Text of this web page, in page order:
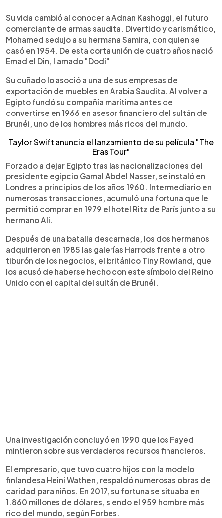
Su vida cambió al conocer a Adnan Kashoggi, el futuro
comerciante de armas saudita. Divertido y carismático,
Mohamed sedujo a su hermana Samira, con quien se
casó en 1954. De esta corta unión de cuatro años nació
Emad el Din, llamado "Dodi".
Su cuñado lo asoció a una de sus empresas de
exportación de muebles en Arabia Saudita. Al volver a
Egipto fundó su compañía marítima antes de
convertirse en 1966 en asesor financiero del sultán de
Brunéi, uno de los hombres más ricos del mundo.
Taylor Swift anuncia el lanzamiento de su película "The
Eras Tour"
Forzado a dejar Egipto tras las nacionalizaciones del
presidente egipcio Gamal Abdel Nasser, se instaló en
Londres a principios de los años 1960. Intermediario en
numerosas transacciones, acumuló una fortuna que le
permitió comprar en 1979 el hotel Ritz de París junto a su
hermano Ali.
Después de una batalla descarnada, los dos hermanos
adquirieron en 1985 las galerías Harrods frente a otro
tiburón de los negocios, el británico Tiny Rowland, que
los acusó de haberse hecho con este símbolo del Reino
Unido con el capital del sultán de Brunéi.
Una investigación concluyó en 1990 que los Fayed
mintieron sobre sus verdaderos recursos financieros.
El empresario, que tuvo cuatro hijos con la modelo
finlandesa Heini Wathen, respaldó numerosas obras de
caridad para niños. En 2017, su fortuna se situaba en
1.860 millones de dólares, siendo el 959 hombre más
rico del mundo, según Forbes.